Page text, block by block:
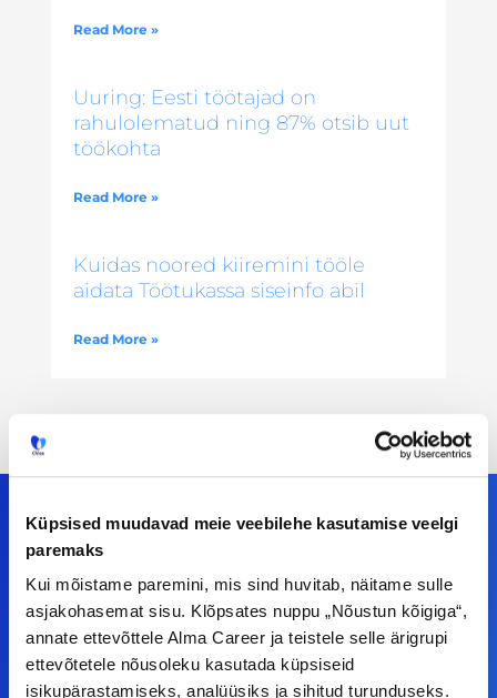
Küpsised muudavad meie veebilehe kasutamise veelgi
paremaks
Kui mõistame paremini, mis sind huvitab, näitame sulle
asjakohasemat sisu. Klõpsates nuppu „Nõustun kõigiga“,
annate ettevõttele Alma Career ja teistele selle ärigrupi
ettevõtetele nõusoleku kasutada küpsiseid
isikupärastamiseks, analüüsiks ja sihitud turunduseks.
Read More »
Uuring: Eesti töötajad on
rahulolematud ning 87% otsib uut
töökohta
Read More »
Kuidas noored kiiremini tööle
aidata Töötukassa siseinfo abil
Read More »
Meiega leiad!
Tööelublogi.ee lehelt leiad kõik vajaliku, et olla
kursis tööturu uudistega. Kui sul on
ettepanekuid erinevate teemade osas või soovid